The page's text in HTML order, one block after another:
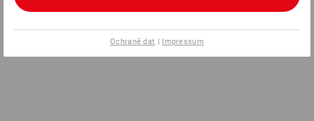
Ochraně dat | Impressum